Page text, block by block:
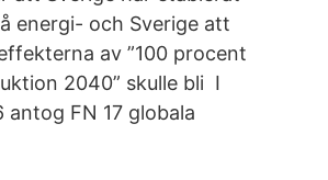
energi- och Sverige att
av ”100 procent
2040” skulle bli I
antog FN 17 globala